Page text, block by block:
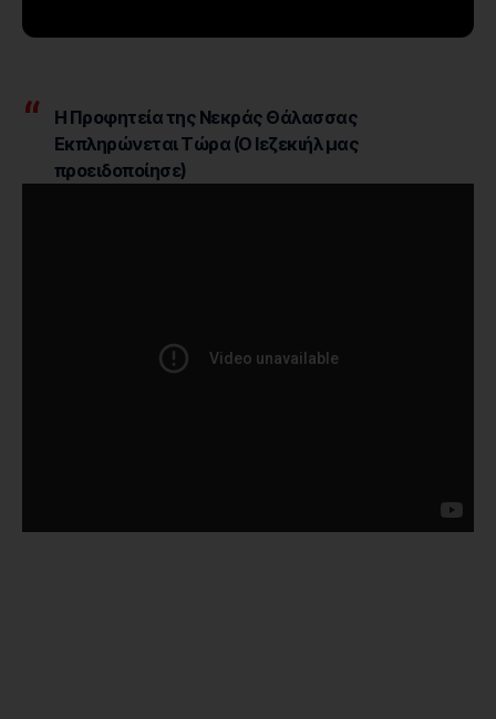
Η Προφητεία της Νεκράς Θάλασσας
Εκπληρώνεται Τώρα (Ο Ιεζεκιήλ μας
προειδοποίησε)